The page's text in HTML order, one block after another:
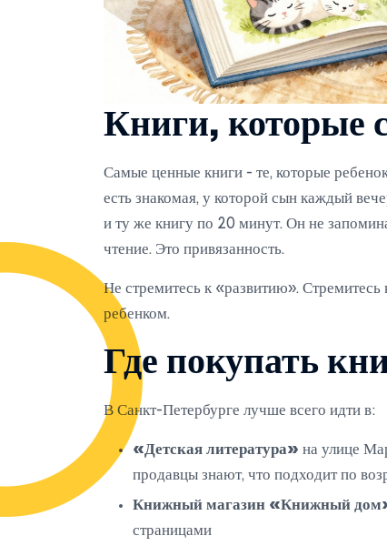
Книги, которые
Самые ценные книги - те, которые
есть знакомая, у которой сын каждый
и ту же книгу по 20 минут. Он не
чтение. Это привязанность.
Не стремитесь к «развитию».
ребенком.
Где покупать
В Санкт-Петербурге лучше всего идти в:
«Детская литература» на улице
продавцы знают, что подходит по
Книжный магазин «Книжный
страницами